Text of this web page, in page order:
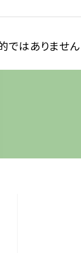
ではありません